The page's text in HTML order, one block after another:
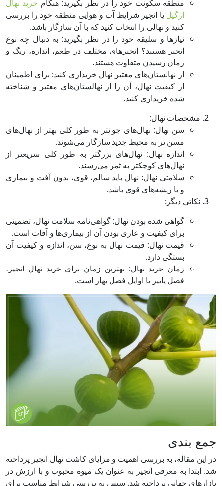
منطقه سکونت خود را در نظر بگیرید: هنگام خرید نهال
ازگیل یا انجیر شرایط آب و هوایی منطقه خود را بررسی
کنید و نهالی را انتخاب کنید که با آن سازگار باشد.
نیازها و سلیقه خود را در نظر بگیرید: به دنبال چه نوع
انجیر هستید؟ انجیرهای مختلف در طعم، اندازه، رنگ و
زمان رسیدن متفاوت هستند.
از نهالستان‌های معتبر نهال خریداری کنید: برای اطمینان
از کیفیت نهال، آن را از نهالستان‌های معتبر و شناخته
شده خریداری کنید.
مشخصات نهال:
سن نهال: نهال‌های جوانتر به طور کلی بهتر از نهال‌های
مسن تر به محیط جدید سازگار می‌شوند.
اندازه نهال: نهال‌های بزرگتر به طور کلی سریعتر از
نهال‌های کوچکتر به ثمر می‌رسند.
سلامتی نهال: نهال باید سالم، قوی، بدون آفت و بیماری
و با ریشه‌های قوی باشد.
نکاتی دیگر:
گواهی شده بودن نهال: گواهی‌نامه سلامت نهال، تضمینی
برای کیفیت و عاری بودن آن از بیماری‌ها و آفات است.
قیمت نهال: قیمت نهال به نوع، سن، اندازه و کیفیت آن
بستگی دارد.
زمان خرید نهال: بهترین زمان برای خرید نهال انجیر،
فصل پاییز یا اوایل فصل بهار است.
جمع بندی
در این مقاله، به بررسی اهمیت و مزایای کاشت نهال انجیر پرداخته
شد. ابتدا به معرفی انجیر به عنوان یک میوه محبوب و با ارزش در
بازارهای جهانی پرداخته شد. سپس به بررسی شرایط مناسب برای